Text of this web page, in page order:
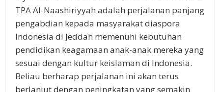
TPA Al-Naashiriyyah adalah perjalanan panjang
pengabdian kepada masyarakat diaspora
Indonesia di Jeddah memenuhi kebutuhan
pendidikan keagamaan anak-anak mereka yang
sesuai dengan kultur keislaman di Indonesia.
Beliau berharap perjalanan ini akan terus
berlanjut dengan peningkatan yang semakin